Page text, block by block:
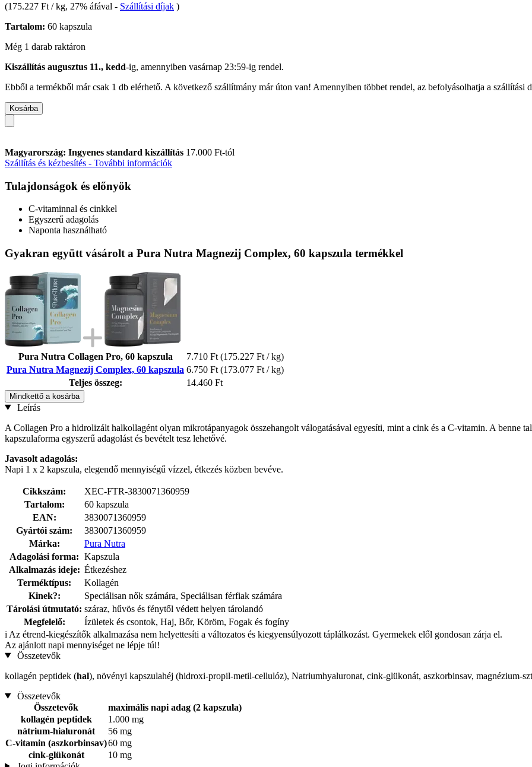
(175.227 Ft / kg, 27% áfával - Szállítási díjak )
Tartalom: 60 kapszula
Még 1 darab raktáron
Kiszállítás augusztus 11., kedd-ig, amennyiben vasárnap 23:59-ig rendel.
Ebből a termékből már csak 1 db elérhető. A következő szállítmány már úton van! Amennyiben többet rendel, az befolyásolhatja a szállítási
Kosárba
Magyarország: Ingyenes standard kiszállítás 17.000 Ft-tól
Szállítás és kézbesítés - További információk
Tulajdonságok és előnyök
C-vitaminnal és cinkkel
Egyszerű adagolás
Naponta használható
Gyakran együtt vásárolt a Pura Nutra Magnezij Complex, 60 kapszula termékkel
Pura Nutra Collagen Pro, 60 kapszula 7.710 Ft (175.227 Ft / kg)
Pura Nutra Magnezij Complex, 60 kapszula 6.750 Ft (173.077 Ft / kg)
Teljes összeg:
14.460 Ft
Mindkettő a kosárba
Leírás
A Collagen Pro a hidrolizált halkollagént olyan mikrotápanyagok összehangolt válogatásával egyesíti, mint a cink és a C-vitamin. A benne
kapszulaforma egyszerű adagolást és bevételt tesz lehetővé.
Javasolt adagolás:
Napi 1 x 2 kapszula, elegendő mennyiségű vízzel, étkezés közben bevéve.
Cikkszám:
XEC-FTR-3830071360959
Tartalom:
60 kapszula
EAN:
3830071360959
Gyártói szám:
3830071360959
Márka:
Pura Nutra
Adagolási forma: Kapszula
Alkalmazás ideje: Étkezéshez
Terméktípus:
Kollagén
Kinek?:
Speciálisan nők számára, Speciálisan férfiak számára
Tárolási útmutató: száraz, hűvös és fénytől védett helyen tárolandó
Megfelelő:
Ízületek és csontok, Haj, Bőr, Köröm, Fogak és fogíny
i Az étrend-kiegészítők alkalmazása nem helyettesíti a változatos és kiegyensúlyozott táplálkozást. Gyermekek elől gondosan zárja el.
Az ajánlott napi mennyiséget ne lépje túl!
Összetevők
kollagén peptidek (hal), növényi kapszulahéj (hidroxi-propil-metil-cellulóz), Natriumhyaluronat, cink-glükonát, aszkorbinsav, magnézium-
Összetevők
Összetevők
maximális napi adag (2 kapszula)
kollagén peptidek
1.000 mg
nátrium-hialuronát
56 mg
C-vitamin (aszkorbinsav)60 mg
cink-glükonát
10 mg